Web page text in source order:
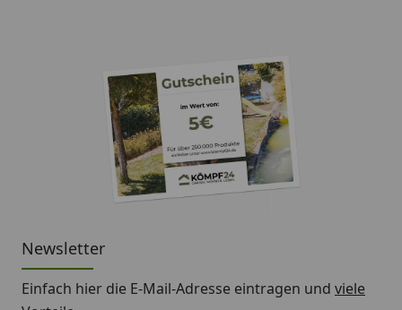
Newsletter
Einfach hier die E-Mail-Adresse eintragen und viele